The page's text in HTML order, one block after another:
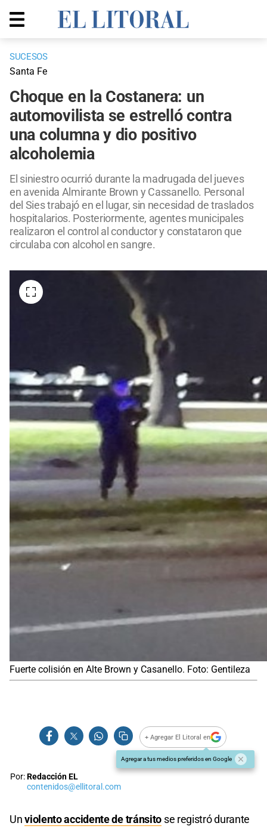
SUCESOS
Santa Fe
Choque en la Costanera: un
automovilista se estrelló contra
una columna y dio positivo
alcoholemia
El siniestro ocurrió durante la madrugada del jueves
en avenida Almirante Brown y Cassanello. Personal
del Sies trabajó en el lugar, sin necesidad de traslados
hospitalarios. Posteriormente, agentes municipales
realizaron el control al conductor y constataron que
circulaba con alcohol en sangre.
Fuerte colisión en Alte Brown y Casanello. Foto: Gentileza
+ Agregar El Litoral en
Agregar a tus medios preferidos en Google
Por:Redacción EL
contenidos@ellitoral.com
Unviolento accidente de tránsito se registró durante